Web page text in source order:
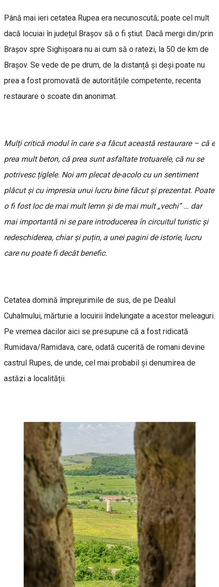
Până mai ieri cetatea Rupea era necunoscută; poate cel mult
dacă locuiai în județul Brașov să o fi știut. Dacă mergi din/prin
Brașov spre Sighișoara nu ai cum să o ratezi, la 50 de km de
Brașov. Se vede de pe drum, de la distanță și deși poate nu
prea a fost promovată de autoritățile competente, recenta
restaurare o scoate din anonimat.
Mulți critică modul în care s-a făcut această restaurare – că e
prea mult beton, că prea sunt asfaltate trotuarele, că nu se
potrivesc țiglele. Noi am plecat de-acolo cu un sentiment
plăcut și cu impresia unui lucru bine făcut și prezentat. Poate
o fi fost loc de mai mult lemn și de mai mult „vechi” … dar
mai importantă ni se pare introducerea în circuitul turistic și
redeschiderea, chiar și puțin, a unei pagini de istorie, lucru
care nu poate fi decât benefic.
Cetatea domină împrejurimile de sus, de pe Dealul
Cuhalmului, mărturie a locuirii îndelungate a acestor meleaguri.
Pe vremea dacilor aici se presupune că a fost ridicată
Rumidava/Ramidava, care, odată cucerită de romani devine
castrul Rupes, de unde, cel mai probabil și denumirea de
astăzi a localității.